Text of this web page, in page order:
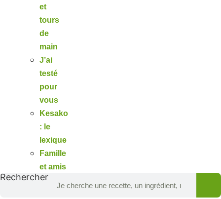
et
tours
de
main
J’ai
testé
pour
vous
Kesako
: le
lexique
Famille
et amis
Rechercher